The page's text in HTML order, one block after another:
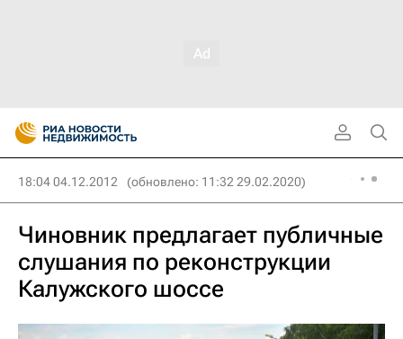
18:04 04.12.2012 (обновлено: 11:32 29.02.2020)
Чиновник предлагает публичные
слушания по реконструкции
Калужского шоссе